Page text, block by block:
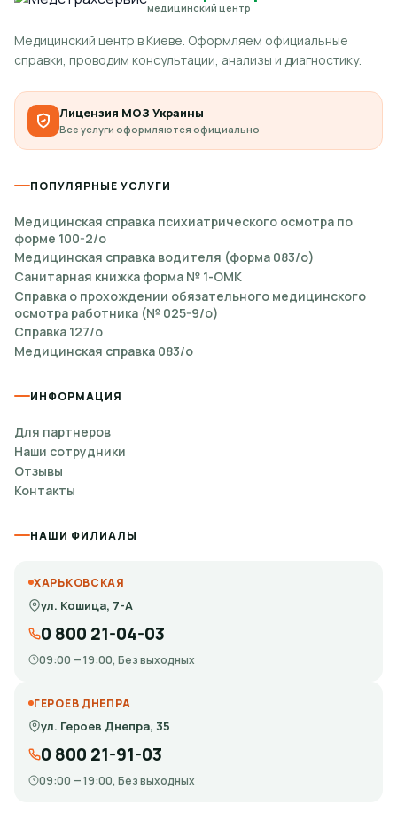
медицинский центр
Медицинский центр в Киеве. Оформляем официальные
справки, проводим консультации, анализы и диагностику.
Лицензия МОЗ Украины
Все услуги оформляются официально
ПОПУЛЯРНЫЕ УСЛУГИ
Медицинская справка психиатрического осмотра по
форме 100-2/о
Медицинская справка водителя (форма 083/о)
Санитарная книжка форма № 1-ОМК
Справка о прохождении обязательного медицинского
осмотра работника (№ 025-9/о)
Справка 127/о
Медицинская справка 083/о
ИНФОРМАЦИЯ
Для партнеров
Наши сотрудники
Отзывы
Контакты
НАШИ ФИЛИАЛЫ
ХАРЬКОВСКАЯ
ул. Кошица, 7-А
0 800 21-04-03
09:00 — 19:00, Без выходных
ГЕРОЕВ ДНЕПРА
ул. Героев Днепра, 35
0 800 21-91-03
09:00 — 19:00, Без выходных